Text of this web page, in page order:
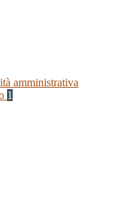
amministrativa
1